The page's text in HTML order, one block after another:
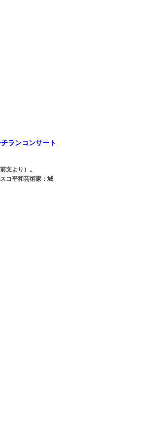
ランコンサート
文より）。
コ平和芸術家：城